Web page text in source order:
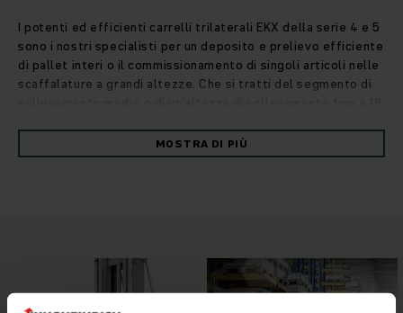
I potenti ed efficienti carrelli trilaterali EKX della serie 4 e 5
sono i nostri specialisti per un deposito e prelievo efficiente
di pallet interi o il commissionamento di singoli articoli nelle
scaffalature a grandi altezze. Che si tratti del segmento di
magazzino ad un nuovo livello. La struttura leggera razionale
e i motori sincroni a riluttanza esenti da manutenzione
altezza. Il sistema di smorzamento delle oscillazioni
brevettato, il comando a pavimento RFID e i sistemi di
assistenza intelligenti garantiscono un comportamento di
MOSTRA DI PIÙ